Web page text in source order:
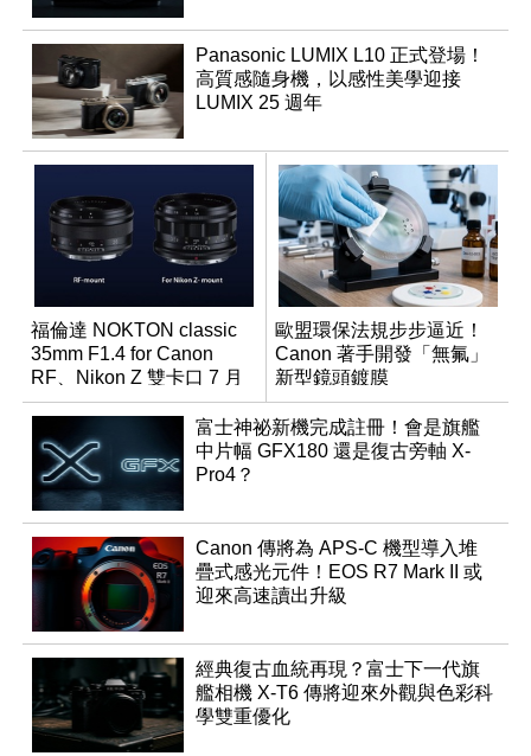
Panasonic LUMIX L10 正式登場！
高質感隨身機，以感性美學迎接
LUMIX 25 週年
福倫達 NOKTON classic
35mm F1.4 for Canon
RF、Nikon Z 雙卡口 7 月
同步登台
歐盟環保法規步步逼近！
Canon 著手開發「無氟」
新型鏡頭鍍膜
富士神祕新機完成註冊！會是旗艦
中片幅 GFX180 還是復古旁軸 X-
Pro4？
Canon 傳將為 APS-C 機型導入堆
疊式感光元件！EOS R7 Mark II 或
迎來高速讀出升級
經典復古血統再現？富士下一代旗
艦相機 X-T6 傳將迎來外觀與色彩科
學雙重優化